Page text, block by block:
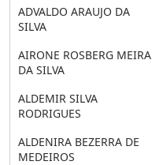
ADVALDO ARAUJO DA
SILVA
AIRONE ROSBERG MEIRA
DA SILVA
ALDEMIR SILVA
RODRIGUES
ALDENIRA BEZERRA DE
MEDEIROS